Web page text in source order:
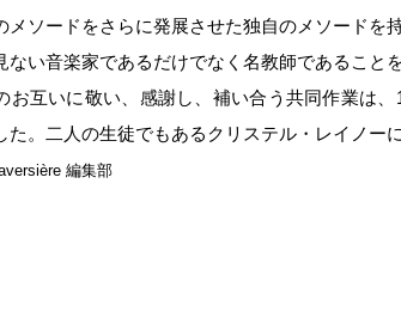
メソードをさらに発展させた独自のメソードを
ない音楽家であるだけでなく名教師であること
お互いに敬い、感謝し、補い合う共同作業は
た。二人の生徒でもあるクリステル・レイノー
編集部